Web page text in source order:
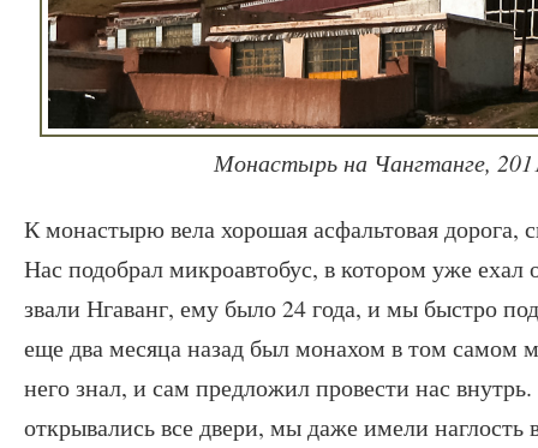
Монастырь на Чангтанге,
К монастырю вела хорошая асфальтовая дорога,
Нас подобрал микроавтобус, в котором уже ехал
звали Нгаванг, ему было 24 года, и мы быстро
еще два месяца назад был монахом в том самом
него знал, и сам предложил провести нас
открывались все двери, мы даже имели наглость